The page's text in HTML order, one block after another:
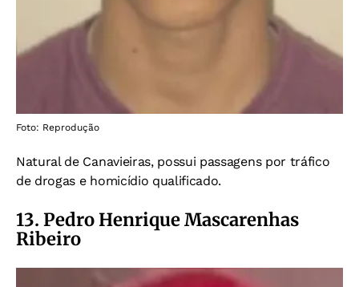
Foto: Reprodução
Natural de Canavieiras, possui passagens por tráfico
de drogas e homicídio qualificado.
13. Pedro Henrique Mascarenhas
Ribeiro